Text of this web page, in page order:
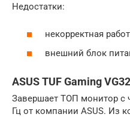
Недостатки:
некорректная
внешний блок
ASUS TUF Gaming
Завершает ТОП монитор с
Гц от компании ASUS. Из